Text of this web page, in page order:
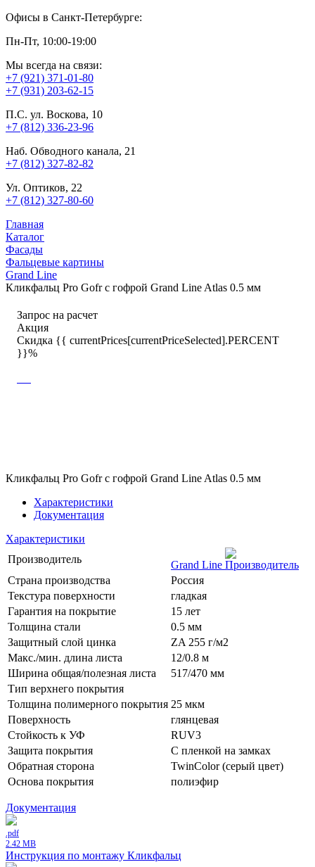
Офисы в Санкт-Петербурге:
Пн-Пт, 10:00-19:00
Мы всегда на связи:
+7 (921) 371-01-80
+7 (931) 203-62-15
П.С. ул. Воскова, 10
+7 (812) 336-23-96
Наб. Обводного канала, 21
+7 (812) 327-82-82
Ул. Оптиков, 22
+7 (812) 327-80-60
Главная
Каталог
Фасады
Фальцевые картины
Grand Line
Кликфальц Pro Gofr с гофрой Grand Line Atlas 0.5 мм
Запрос на расчет
Акция
Скидка {{ currentPrices[currentPriceSelected].PERCENT
}}%
Кликфальц Pro Gofr с гофрой Grand Line Atlas 0.5 мм
Характеристики
Документация
Характеристики
Производитель
Grand Line
Страна производства
Россия
Текстура поверхности
гладкая
Гарантия на покрытие
15 лет
Толщина стали
0.5 мм
Защитный слой цинка
ZA 255 г/м2
Макс./мин. длина листа
12/0.8 м
Ширина общая/полезная листа
517/470 мм
Тип верхнего покрытия
Толщина полимерного покрытия 25 мкм
Поверхность
глянцевая
Стойкость к УФ
RUV3
Защита покрытия
С пленкой на замках
Обратная сторона
TwinColor (серый цвет)
Основа покрытия
полиэфир
Документация
.pdf
2.42 MB
Инструкция по монтажу Кликфальц